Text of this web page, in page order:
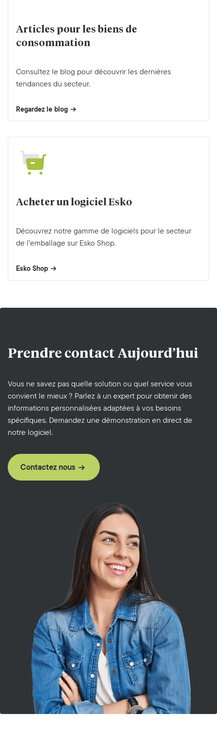
Articles pour les biens de
consommation
Consultez le blog pour découvrir les dernières
tendances du secteur.
Regardez le blog
Acheter un logiciel Esko
Découvrez notre gamme de logiciels pour le secteur
de l’emballage sur Esko Shop.
Esko Shop
Prendre contact Aujourd’hui
Vous ne savez pas quelle solution ou quel service vous
convient le mieux ? Parlez à un expert pour obtenir des
informations personnalisées adaptées à vos besoins
spécifiques. Demandez une démonstration en direct de
notre logiciel.
Contactez nous